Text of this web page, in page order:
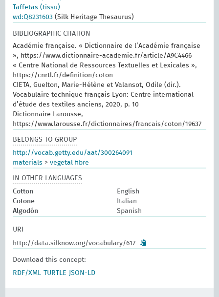
Taffetas (tissu)
wd:Q8231603 (Silk Heritage Thesaurus)
BIBLIOGRAPHIC CITATION
Académie française. « Dictionnaire de l’Académie française
», https://www.dictionnaire-academie.fr/article/A9C4466
« Centre National de Ressources Textuelles et Lexicales »,
https://cnrtl.fr/definition/coton
CIETA, Guelton, Marie-Hélène et Valansot, Odile (dir.).
Vocabulaire technique français Lyon: Centre international
d’étude des textiles anciens, 2020, p. 10
Dictionnaire Larousse,
https://www.larousse.fr/dictionnaires/francais/coton/19637
BELONGS TO GROUP
http://vocab.getty.edu/aat/300264091
materials >vegetal fibre
IN OTHER LANGUAGES
Cotton
English
Cotone
Italian
Algodón
Spanish
URI
http://data.silknow.org/vocabulary/617
Download this concept:
RDF/XML
TURTLE JSON-LD